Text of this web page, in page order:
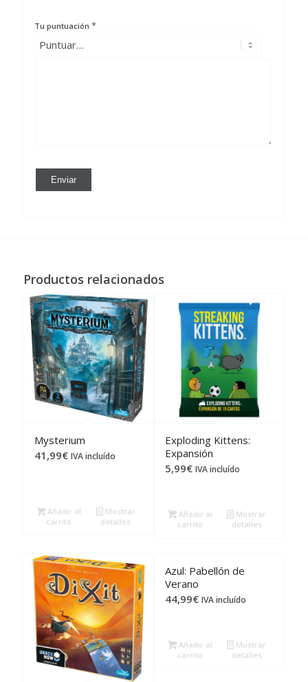
Tu puntuación *
Productos relacionados
Mysterium
41,99€ IVA incluído
Añadir al
carrito
Mostrar
detalles
Exploding Kittens:
Expansión
5,99€ IVA incluído
Añadir al
carrito
Mostrar
detalles
Azul: Pabellón de
Verano
44,99€ IVA incluído
Añadir al
carrito
Mostrar
detalles